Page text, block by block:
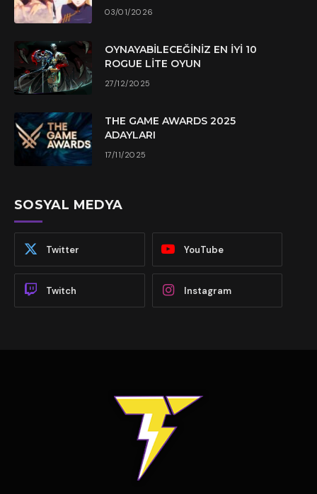
03/01/2026
OYNAYABILECEĞINIZ EN İYI 10
ROGUE LITE OYUN
27/12/2025
THE GAME AWARDS 2025
ADAYLARI
17/11/2025
SOSYAL MEDYA
Twitter YouTube
Twitch Instagram